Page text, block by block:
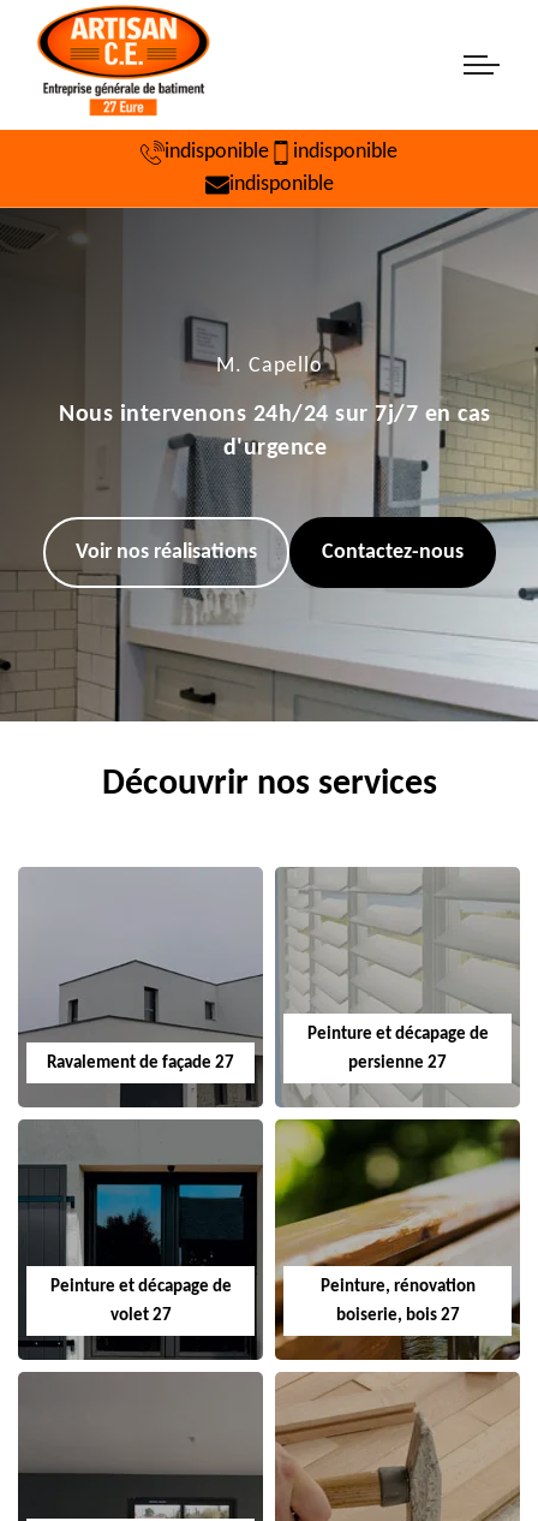
indisponible
indisponible
indisponible
M. Capello
Nous intervenons 24h/24 sur 7j/7 en cas
d'urgence
Voir nos réalisations Contactez-nous
Découvrir nos services
Ravalement de façade 27
Peinture et décapage de
persienne 27
Peinture et décapage de
volet 27
Peinture, rénovation
boiserie, bois 27